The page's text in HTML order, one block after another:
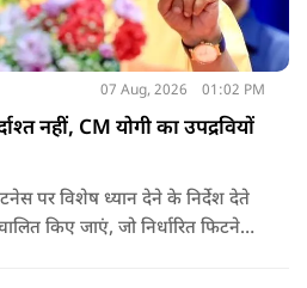
07 Aug, 2026 01:02 PM
नहीं, CM योगी का उपद्रवियों
पर विशेष ध्यान देने के निर्देश देते
किए जाएं, जो निर्धारित फिटनेस